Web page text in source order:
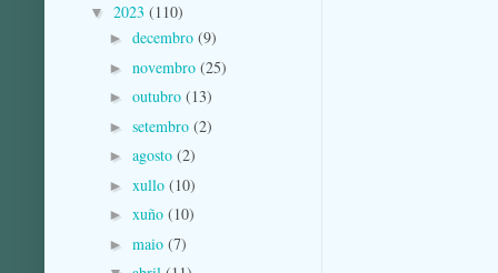
▼ 2023 (110)
► decembro (9)
► novembro (25)
► outubro (13)
► setembro (2)
► agosto (2)
► xullo (10)
► xuño (10)
► maio (7)